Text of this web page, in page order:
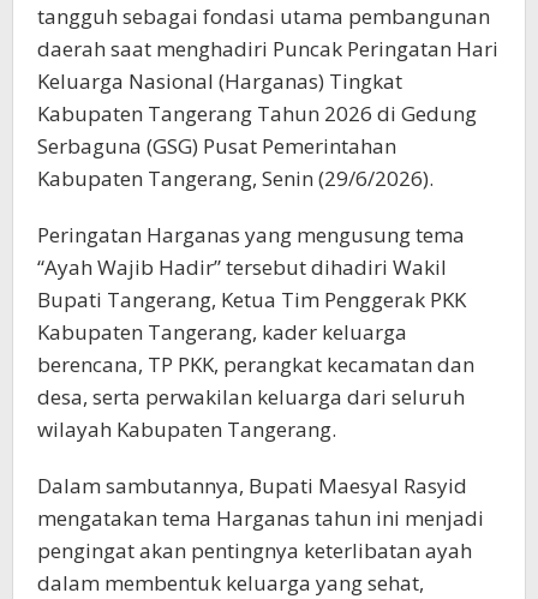
tangguh sebagai fondasi utama pembangunan
daerah saat menghadiri Puncak Peringatan Hari
Keluarga Nasional (Harganas) Tingkat
Kabupaten Tangerang Tahun 2026 di Gedung
Serbaguna (GSG) Pusat Pemerintahan
Kabupaten Tangerang, Senin (29/6/2026).
Peringatan Harganas yang mengusung tema
“Ayah Wajib Hadir” tersebut dihadiri Wakil
Bupati Tangerang, Ketua Tim Penggerak PKK
Kabupaten Tangerang, kader keluarga
berencana, TP PKK, perangkat kecamatan dan
desa, serta perwakilan keluarga dari seluruh
wilayah Kabupaten Tangerang.
Dalam sambutannya, Bupati Maesyal Rasyid
mengatakan tema Harganas tahun ini menjadi
pengingat akan pentingnya keterlibatan ayah
dalam membentuk keluarga yang sehat,